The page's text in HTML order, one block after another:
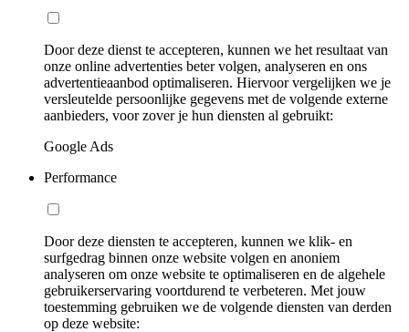
Door deze dienst te accepteren, kunnen we het resultaat van
onze online advertenties beter volgen, analyseren en ons
advertentieaanbod optimaliseren. Hiervoor vergelijken we je
versleutelde persoonlijke gegevens met de volgende externe
aanbieders, voor zover je hun diensten al gebruikt:
Google Ads
Performance
Door deze diensten te accepteren, kunnen we klik- en
surfgedrag binnen onze website volgen en anoniem
analyseren om onze website te optimaliseren en de algehele
gebruikerservaring voortdurend te verbeteren. Met jouw
toestemming gebruiken we de volgende diensten van derden
op deze website: